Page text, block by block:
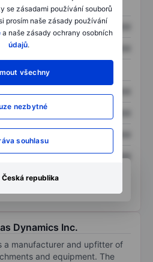
se zásadami používání souborů
prosím naše zásady používání
a naše zásady ochrany osobních
údajů.
všechny
nezbytné
souhlasu
Česká republika
XXXXXXX XXXXXXX
XXXXXXX
XXXXXXX
XXXXXXX
XXXXXXX
přístup k pokročilým
analýzu.
Dynamics Inc.
a manufacturer and upfitter of
and equipment. The